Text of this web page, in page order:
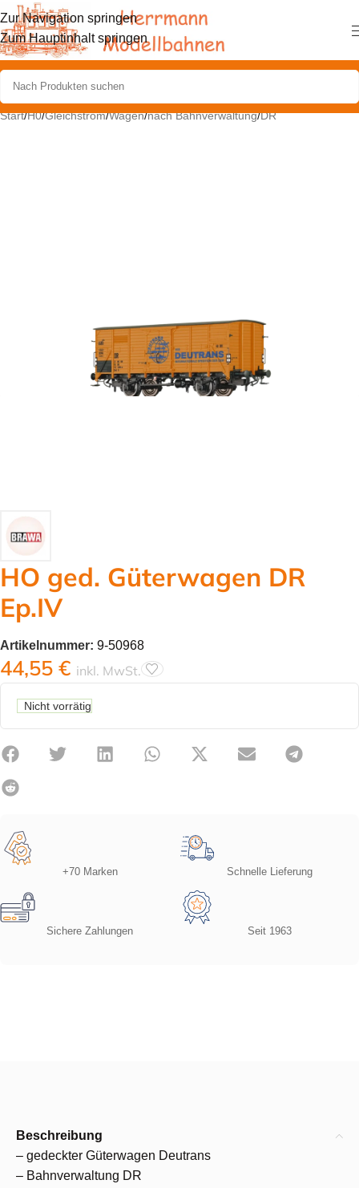
Zur Navigation springen
Zum Hauptinhalt springen
Start/H0/Gleichstrom/Wagen/nach Bahnverwaltung/DR
HO ged. Güterwagen DR
Ep.IV
Artikelnummer: 9-50968
44,55 € inkl. MwSt.
Nicht vorrätig
+70 Marken Schnelle Lieferung
Sichere Zahlungen Seit 1963
Beschreibung
– gedeckter Güterwagen Deutrans
– Bahnverwaltung DR